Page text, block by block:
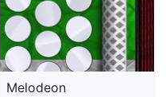
Melodeon